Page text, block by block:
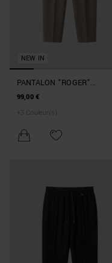
NEW IN
PANTALON "ROGER"
COLORIS MASTIC REGULAR
99,00 €
+ 3 Couleur(s)